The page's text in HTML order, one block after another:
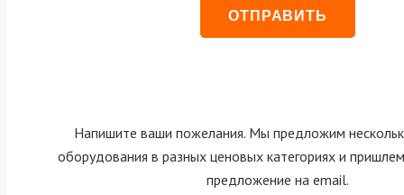
Напишите ваши пожелания. Мы предложим
оборудования в разных ценовых категориях и
предложение на email.